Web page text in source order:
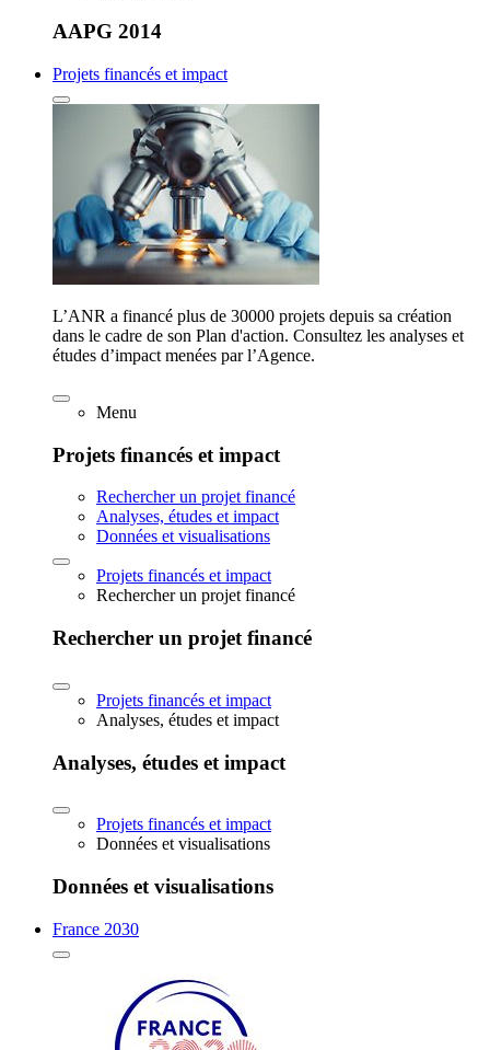
AAPG 2014
Projets financés et impact
L’ANR a financé plus de 30000 projets depuis sa création
dans le cadre de son Plan d'action. Consultez les analyses et
études d’impact menées par l’Agence.
Menu
Projets financés et impact
Rechercher un projet financé
Analyses, études et impact
Données et visualisations
Projets financés et impact
Rechercher un projet financé
Rechercher un projet financé
Projets financés et impact
Analyses, études et impact
Analyses, études et impact
Projets financés et impact
Données et visualisations
Données et visualisations
France 2030